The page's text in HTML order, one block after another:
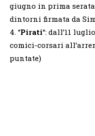
giugno in prima
dintorni firmata da
4. “Pirati“: dall’11
comici-corsari
puntate)